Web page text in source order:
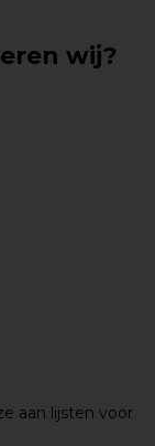
wij?
aan lijsten voor